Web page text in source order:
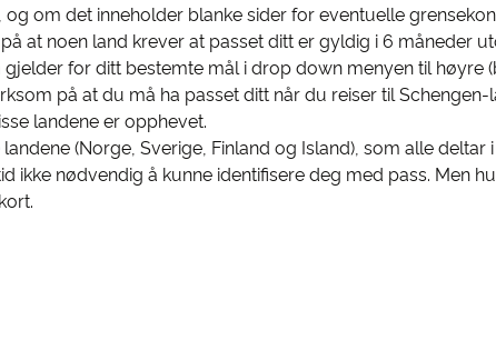
om det inneholder blanke sider for eventuelle
at noen land krever at passet ditt er gyldig i 6 måneder
gjelder for ditt bestemte mål i drop down menyen til høyre
på at du må ha passet ditt når du reiser til Schengen-
landene er opphevet.
(Norge, Sverige, Finland og Island), som alle deltar
ikke nødvendig å kunne identifisere deg med pass. Men